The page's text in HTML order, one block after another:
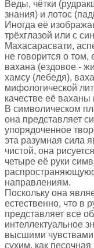
Веды, чётки
знания) и лотос
Иногда её
трёхглазой или с
Махасарасвати,
не говорится о том,
вахана (ездовое -
хамсу (лебедя),
мифологической
качестве её ваханы
В символическом
она представляет
упорядоченное
эта разумная сила
чистой, она
четыре её руки
направлениям.
Поскольку она
естественно, что в
представляет все
интеллектуальное
высшими
сухим, как